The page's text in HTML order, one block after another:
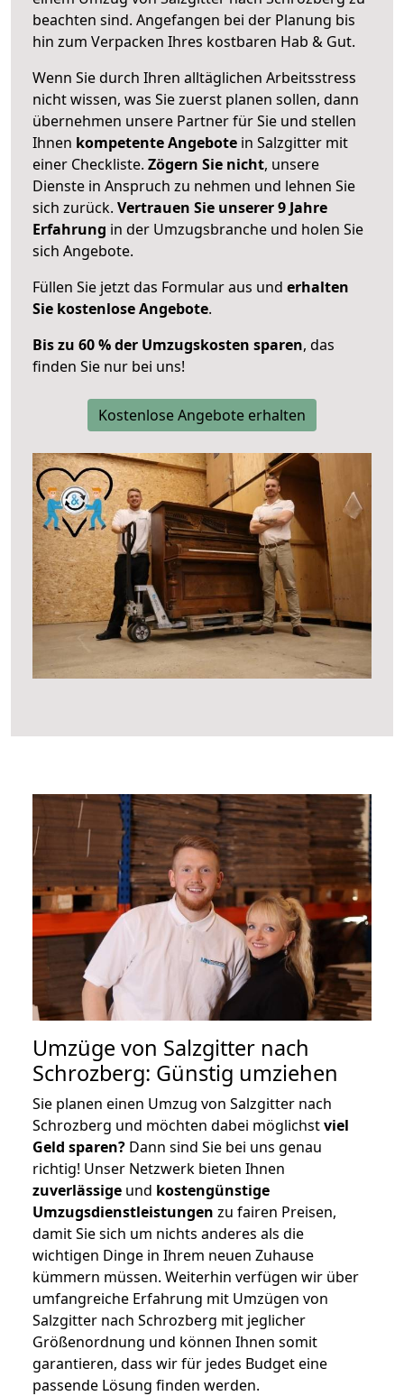
beachten sind. Angefangen bei der Planung bis
hin zum Verpacken Ihres kostbaren Hab & Gut.
Wenn Sie durch Ihren alltäglichen Arbeitsstress
nicht wissen, was Sie zuerst planen sollen, dann
übernehmen unsere Partner für Sie und stellen
Ihnen kompetente Angebote in Salzgitter mit
einer Checkliste. Zögern Sie nicht, unsere
Dienste in Anspruch zu nehmen und lehnen Sie
sich zurück. Vertrauen Sie unserer 9 Jahre
Erfahrung in der Umzugsbranche und holen Sie
sich Angebote.
Füllen Sie jetzt das Formular aus und erhalten
Sie kostenlose Angebote.
Bis zu 60 % der Umzugskosten sparen, das
finden Sie nur bei uns!
Kostenlose Angebote erhalten
Umzüge von Salzgitter nach
Schrozberg: Günstig umziehen
Sie planen einen Umzug von Salzgitter nach
Schrozberg und möchten dabei möglichstviel
Geld sparen? Dann sind Sie bei uns genau
richtig! Unser Netzwerk bieten Ihnen
zuverlässige und kostengünstige
Umzugsdienstleistungen zu fairen Preisen,
damit Sie sich um nichts anderes als die
wichtigen Dinge in Ihrem neuen Zuhause
kümmern müssen. Weiterhin verfügen wir über
umfangreiche Erfahrung mit Umzügen von
Salzgitter nach Schrozberg mit jeglicher
Größenordnung und können Ihnen somit
garantieren, dass wir für jedes Budget eine
passende Lösung finden werden.